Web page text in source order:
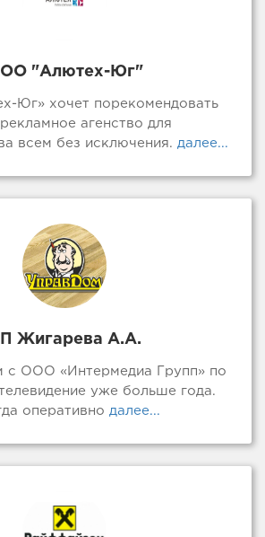
"Алютех-Юг"
Юг» хочет порекомендовать
агенство для
всем без исключения. далее...
Жигарева А.А.
с ООО «Интермедиа Групп» по
уже больше года.
оперативно далее...